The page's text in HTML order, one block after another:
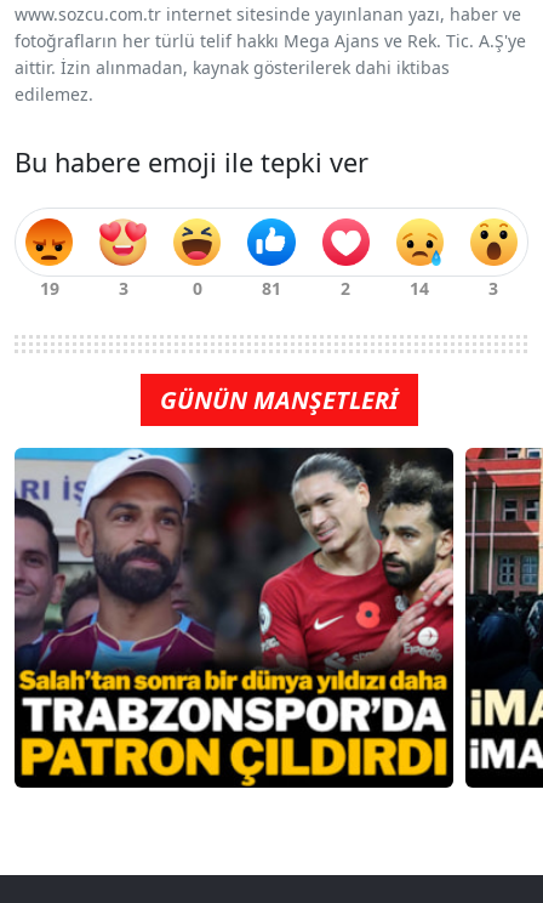
www.sozcu.com.tr internet sitesinde yayınlanan yazı, haber ve
fotoğrafların her türlü telif hakkı Mega Ajans ve Rek. Tic. A.Ş'ye
aittir. İzin alınmadan, kaynak gösterilerek dahi iktibas
edilemez.
Bu habere emoji ile tepki ver
GÜNÜN MANŞETLERİ